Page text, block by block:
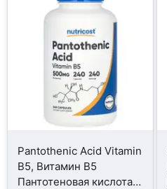
Pantothenic Acid Vitamin
B5, Витамин B5
Пантотеновая кислота,